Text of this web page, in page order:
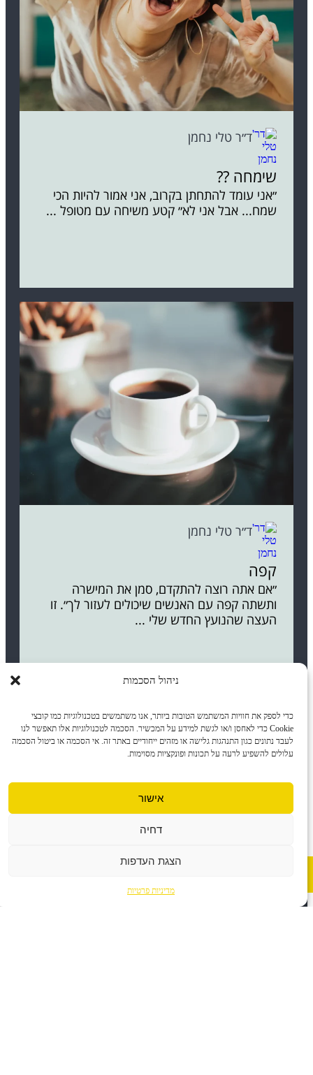
ניהול הסכמות
כדי לספק את חוויות המשתמש הטובות ביותר, אנו משתמשים בטכנולוגיות כמו קובצי
Cookie כדי לאחסן ו/או לגשת למידע על המכשיר. הסכמה לטכנולוגיות אלו תאפשר לנו
לעבד נתונים כגון התנהגות גלישה או מזהים ייחודיים באתר זה. אי הסכמה או ביטול הסכמה
עלולים להשפיע לרעה על תכונות ופונקציות מסוימות.
אישור
דחיה
הצגת העדפות
מדיניות פרטיות
ד״ר טלי נחמן
שימחה ??
״אני עומד להתחתן בקרוב, אני אמור להיות הכי
שמח... אבל אני לא״ קטע משיחה עם מטופל ...
ד״ר טלי נחמן
קפה
״אם אתה רוצה להתקדם, סמן את המישרה
ותשתה קפה עם האנשים שיכולים לעזור לך״. זו
העצה שהנועץ החדש שלי ...